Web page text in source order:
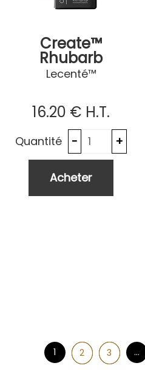
Create™
Rhubarb
Lecenté™
16.20 € H.T.
Quantité
1 2 3 ...